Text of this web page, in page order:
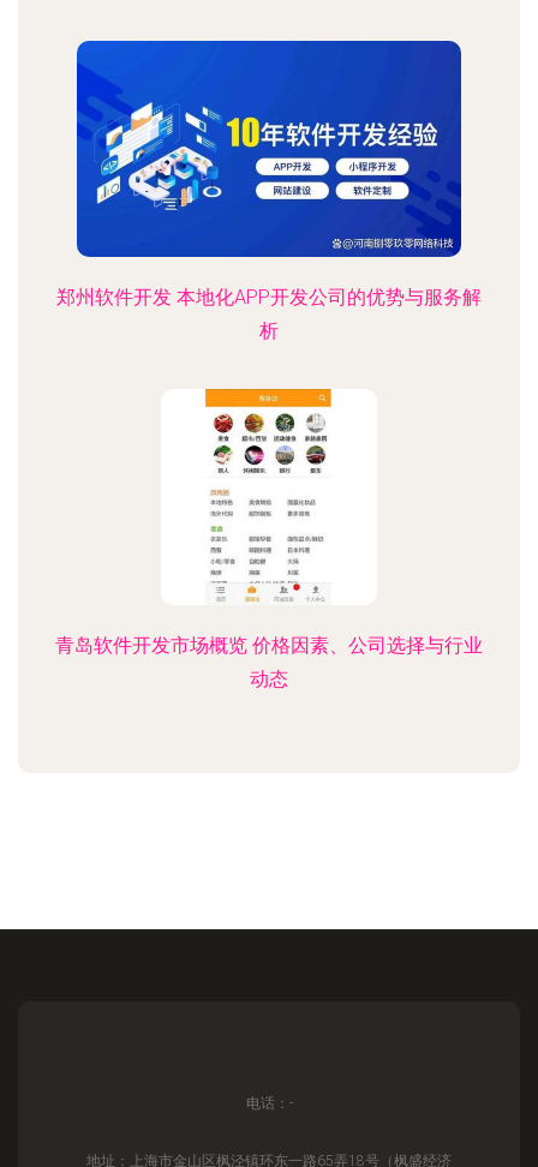
郑州软件开发 本地化APP开发公司的优势与服务解
析
青岛软件开发市场概览 价格因素、公司选择与行业
动态
电话：-
地址：上海市金山区枫泾镇环东一路65弄18号（枫盛经济